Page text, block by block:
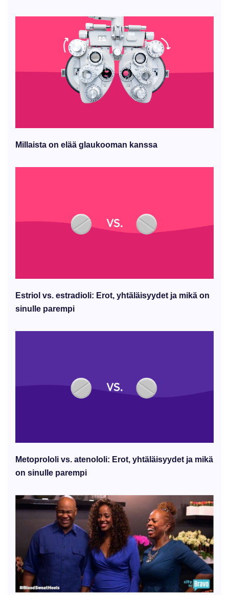
Millaista on elää glaukooman kanssa
Estriol vs. estradioli: Erot, yhtäläisyydet ja mikä on
sinulle parempi
Metoprololi vs. atenololi: Erot, yhtäläisyydet ja mikä
on sinulle parempi